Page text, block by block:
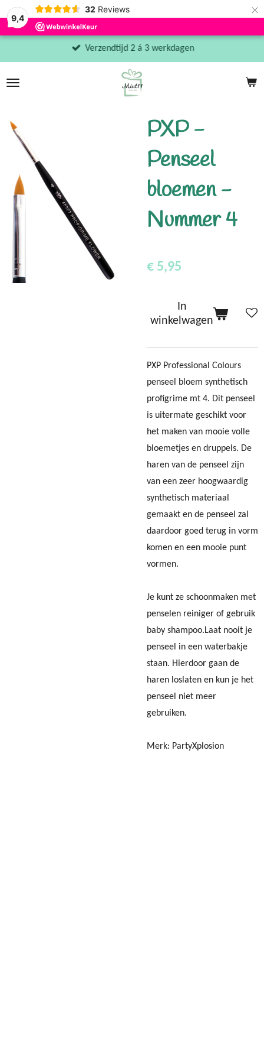
9,4
32 Reviews ×
Verzendtijd 2 á 3 werkdagen
PXP -
Penseel
bloemen -
Nummer 4
€ 5,95
In
winkelwagen
PXP Professional Colours
penseel bloem synthetisch
profigrime mt 4. Dit penseel
is uitermate geschikt voor
het maken van mooie volle
bloemetjes en druppels. De
haren van de penseel zijn
van een zeer hoogwaardig
synthetisch materiaal
gemaakt en de penseel zal
daardoor goed terug in vorm
komen en een mooie punt
vormen.
Je kunt ze schoonmaken met
penselen reiniger of gebruik
baby shampoo.Laat nooit je
penseel in een waterbakje
staan. Hierdoor gaan de
haren loslaten en kun je het
penseel niet meer
gebruiken.
Merk: PartyXplosion